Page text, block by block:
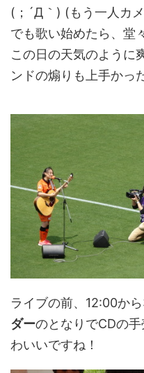
(；´Д｀) (もう一人カ
でも歌い始めたら、堂
この日の天気のように
ンドの煽りも上手かっ
ライブの前、12:00から
ダーのとなりでCDの
わいいですね！